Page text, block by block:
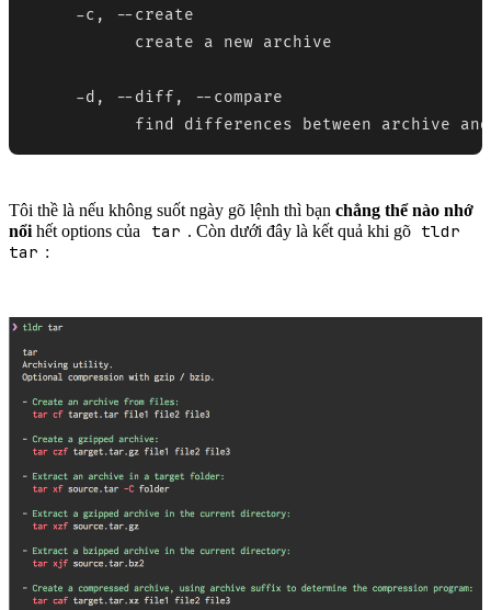
     -c, --create
           create a new archive
     -d, --diff, --compare
find differences between archive
Tôi thề là nếu không suốt ngày gõ lệnh thì bạn chẳng thể nào nhớ
nổi hết options của tar . Còn dưới đây là kết quả khi gõ tldr
tar :